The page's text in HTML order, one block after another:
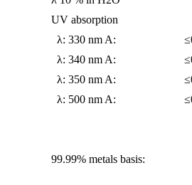
UV absorption
λ: 330 nm A:
λ: 340 nm A:
λ: 350 nm A:
λ: 500 nm A:
99.99% metals basis: